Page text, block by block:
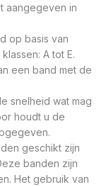
aangegeven in
op basis van
A tot E.
een band met de
snelheid wat mag
houdt u de
geschikt zijn
banden zijn
Het gebruik van